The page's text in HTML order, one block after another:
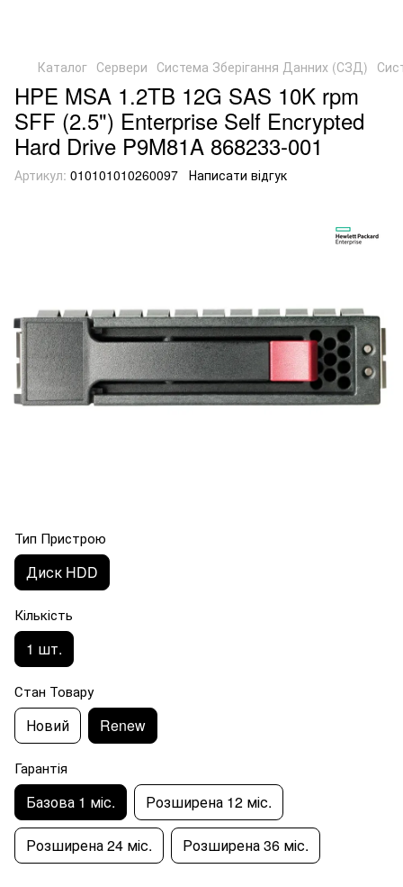
Каталог Сервери Система Зберігання Данних (СЗД)
HPE MSA 1.2TB 12G SAS 10K rpm
SFF (2.5") Enterprise Self Encrypted
Hard Drive P9M81A 868233-001
Артикул: 010101010260097 Написати відгук
Тип Пристрою
Диск HDD
Кількість
1 шт.
Стан Товару
Новий Renew
Гарантія
Базова 1 міс. Розширена 12 міс.
Розширена 24 міс. Розширена 36 міс.